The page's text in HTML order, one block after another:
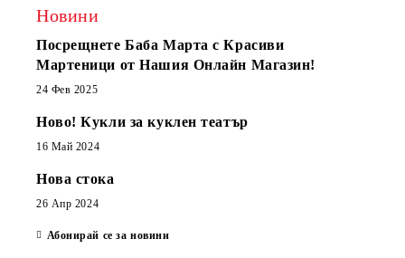
Новини
Посрещнете Баба Марта с Красиви
Мартеници от Нашия Онлайн Магазин!
24 Фев 2025
Ново! Кукли за куклен театър
16 Май 2024
Нова стока
26 Апр 2024
Абонирай се за новини